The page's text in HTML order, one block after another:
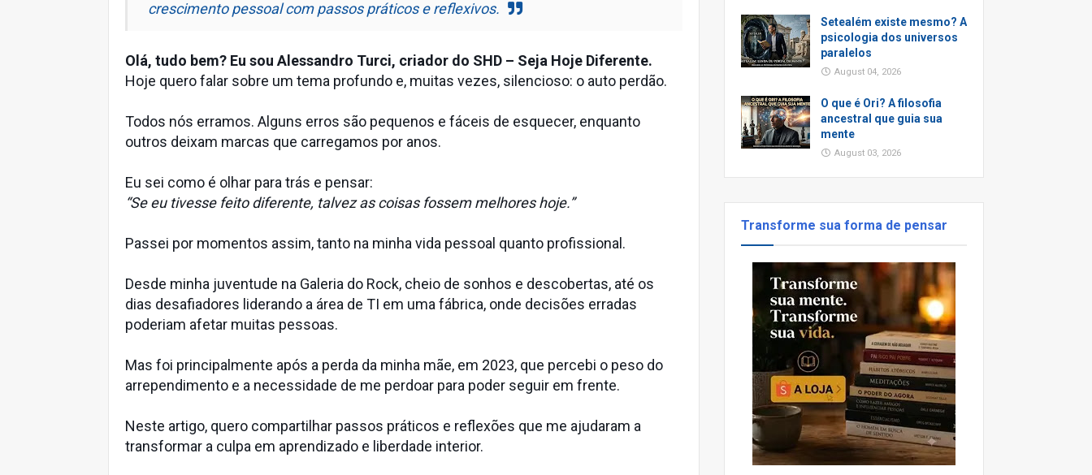
crescimento pessoal com passos práticos e reflexivos.
Olá, tudo bem? Eu sou Alessandro Turci, criador do SHD – Seja Hoje Diferente.
Hoje quero falar sobre um tema profundo e, muitas vezes, silencioso: o auto perdão.
Todos nós erramos. Alguns erros são pequenos e fáceis de esquecer, enquanto
outros deixam marcas que carregamos por anos.
Eu sei como é olhar para trás e pensar:
“Se eu tivesse feito diferente, talvez as coisas fossem melhores hoje.”
Passei por momentos assim, tanto na minha vida pessoal quanto profissional.
Desde minha juventude na Galeria do Rock, cheio de sonhos e descobertas, até os
dias desafiadores liderando a área de TI em uma fábrica, onde decisões erradas
poderiam afetar muitas pessoas.
Mas foi principalmente após a perda da minha mãe, em 2023, que percebi o peso do
arrependimento e a necessidade de me perdoar para poder seguir em frente.
Neste artigo, quero compartilhar passos práticos e reflexões que me ajudaram a
transformar a culpa em aprendizado e liberdade interior.
Setealém existe mesmo? A
psicologia dos universos
paralelos
August 04, 2026
O que é Ori? A filosofia
ancestral que guia sua
mente
August 03, 2026
Transforme sua forma de pensar